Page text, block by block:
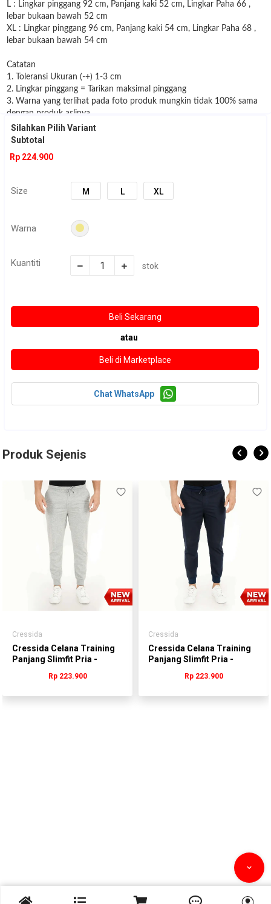
L : Lingkar pinggang 92 cm, Panjang kaki 52 cm, Lingkar Paha 66 ,
lebar bukaan bawah 52 cm
XL : Lingkar pinggang 96 cm, Panjang kaki 54 cm, Lingkar Paha 68 ,
lebar bukaan bawah 54 cm
Catatan
1. Toleransi Ukuran (-+) 1-3 cm
2. Lingkar pinggang = Tarikan maksimal pinggang
3. Warna yang terlihat pada foto produk mungkin tidak 100% sama
dengan produk aslinya
dikarenakan faktor cahaya pada pengamblian gambar ataupun pada
kondisi gadget
4. Disarankan sebelum order check stock dulu ke admin :)
Silahkan Pilih Variant
Subtotal
Rp 224.900
Size M L XL
Warna
Kuantiti stok
atau
Chat WhatsApp
Produk Sejenis
Cressida
Cressida Celana Training
Panjang Slimfit Pria -
Rp 223.900
Cressida
Cressida Celana Training
Panjang Slimfit Pria -
Rp 223.900